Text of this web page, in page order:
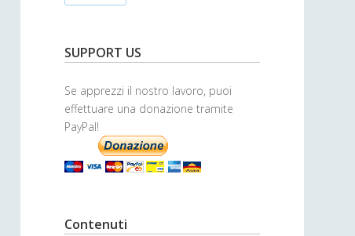
h
SUPPORT US
Se apprezzi il nostro lavoro, puoi
effettuare una donazione tramite
PayPal!
Contenuti